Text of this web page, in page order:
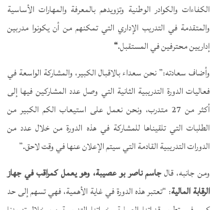
الكفاءات والكوادر الوطنية وتزويدهم بالمعرفة والمهارات الأساسية
والمتقدمة في التدريب الإداري التي تمكنهم من أن يكونوا مدربين
إداريين محترفين في المستقبل.“
وأضاف سعادته:” نحن سعداء بالاقبال الكبير، والمشاركة الواسعة في
فعاليات الدورة التدريبية الثانية التي وصل عدد المشاركين فيها إلى
أكثر من 27 متدرب، ونحن نعمل على استيعاب الكم الكبير من
الطلبات التي تلقيناها للمشاركة في هذه الدورة من خلال عدد من
الدورات التدريبية القادمة التي سيتم الإعلان عنها في وقت لاحق.”
ومن جانبه، قالجاسم ناصر بو عصيبة، وهو يعمل كمراقب في جهاز
الرقابة المالية: “تعتبر هذه الدورة في غاية الأهمية، فهي تسهم إلى حد